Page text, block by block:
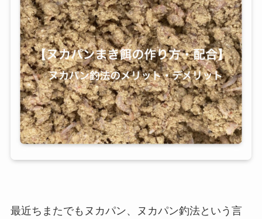
最近ちまたでもヌカパン、ヌカパン釣法という言